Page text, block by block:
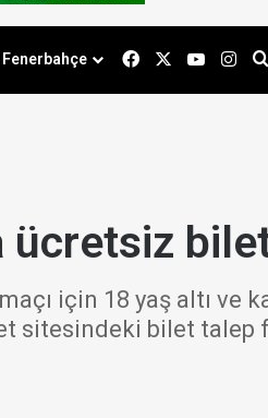
Fenerbahçe FacebookYouTube
ücretsiz
için 18 yaş altı ve
sitesindeki bilet talep